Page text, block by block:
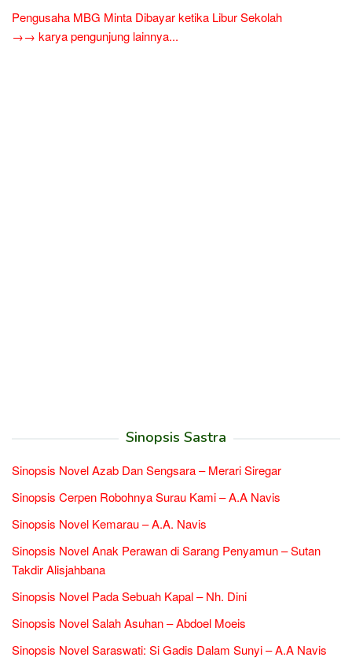
Pengusaha MBG Minta Dibayar ketika Libur Sekolah
→→ karya pengunjung lainnya...
Sinopsis Sastra
Sinopsis Novel Azab Dan Sengsara – Merari Siregar
Sinopsis Cerpen Robohnya Surau Kami – A.A Navis
Sinopsis Novel Kemarau – A.A. Navis
Sinopsis Novel Anak Perawan di Sarang Penyamun – Sutan
Takdir Alisjahbana
Sinopsis Novel Pada Sebuah Kapal – Nh. Dini
Sinopsis Novel Salah Asuhan – Abdoel Moeis
Sinopsis Novel Saraswati: Si Gadis Dalam Sunyi – A.A Navis